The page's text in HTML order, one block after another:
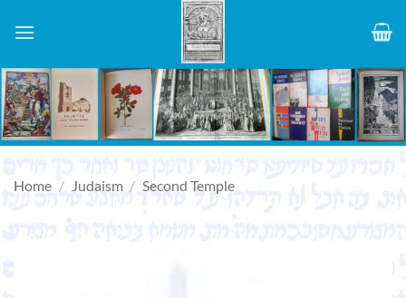
Home / Judaism / Second Temple